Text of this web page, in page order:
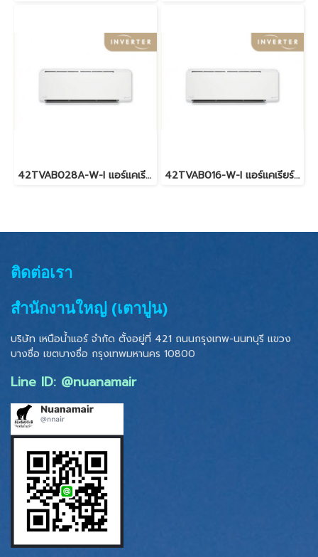
42TVAB028A-W-I แอร์แคเรียร์ CARRIER X INVERTER PLUS Wi-Fi พร้อมบริการติดตั้ง 42TVAB016-W-I แอร์แคเรียร์ CARRIER X INVERTER PLUS Wi-Fi พร้อมบริการติดตั้ง
ติดต่อเรา
สำนักงานใหญ่ (เตาปูน)
บริษัท เหนือน้ำแอร์ จำกัด ตั้งอยู่ที่ 421 ถนนกรุงเทพ-นนทบุรี แขวง
บางซื่อ เขตบางซื่อ กรุงเทพมหานคร 10800
Line ID: @nuanamair